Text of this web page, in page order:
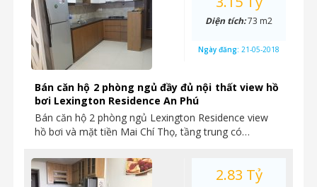
Bán căn hộ 2 phòng ngủ đầy đủ nội thất view hồ
bơi Lexington Residence An Phú
Bán căn hộ 2 phòng ngủ Lexington Residence view
hồ bơi và mặt tiền Mai Chí Thọ, tầng trung có…
Diện tích:73 m2
Ngày đăng: 21-05-2018
2.83 Tỷ